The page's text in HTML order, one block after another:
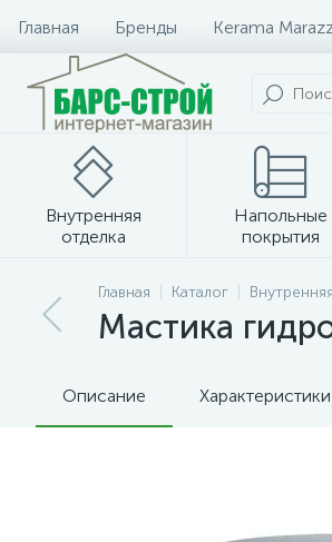
Главная Бренды Kerama
Внутренняя
отделка
Напольные
покрытия
Плитка и
Главная Каталог
Мастика
Описание Характеристики